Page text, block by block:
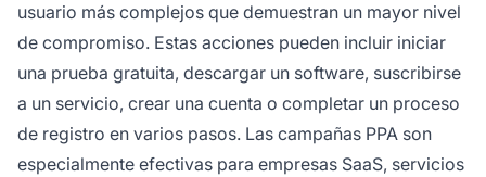
usuario más complejos que demuestran un mayor nivel
de compromiso. Estas acciones pueden incluir iniciar
una prueba gratuita, descargar un software, suscribirse
a un servicio, crear una cuenta o completar un proceso
de registro en varios pasos. Las campañas PPA son
especialmente efectivas para empresas SaaS, servicios